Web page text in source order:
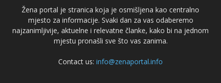
Žena portal je stranica koja je osmišljena kao centralno
mjesto za informacije. Svaki dan za vas odaberemo
najzanimljivije, aktuelne i relevatne članke, kako bi na jednom
mjestu pronašli sve što vas zanima.
Contact us: info@zenaportal.info